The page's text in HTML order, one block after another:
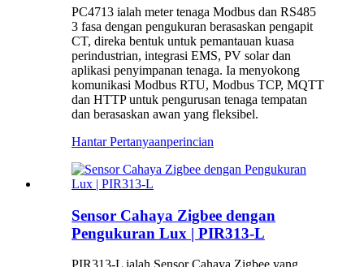
PC4713 ialah meter tenaga Modbus dan RS485
3 fasa dengan pengukuran berasaskan pengapit
CT, direka bentuk untuk pemantauan kuasa
perindustrian, integrasi EMS, PV solar dan
aplikasi penyimpanan tenaga. Ia menyokong
komunikasi Modbus RTU, Modbus TCP, MQTT
dan HTTP untuk pengurusan tenaga tempatan
dan berasaskan awan yang fleksibel.
Hantar Pertanyaanperincian
Sensor Cahaya Zigbee dengan
Pengukuran Lux | PIR313-L